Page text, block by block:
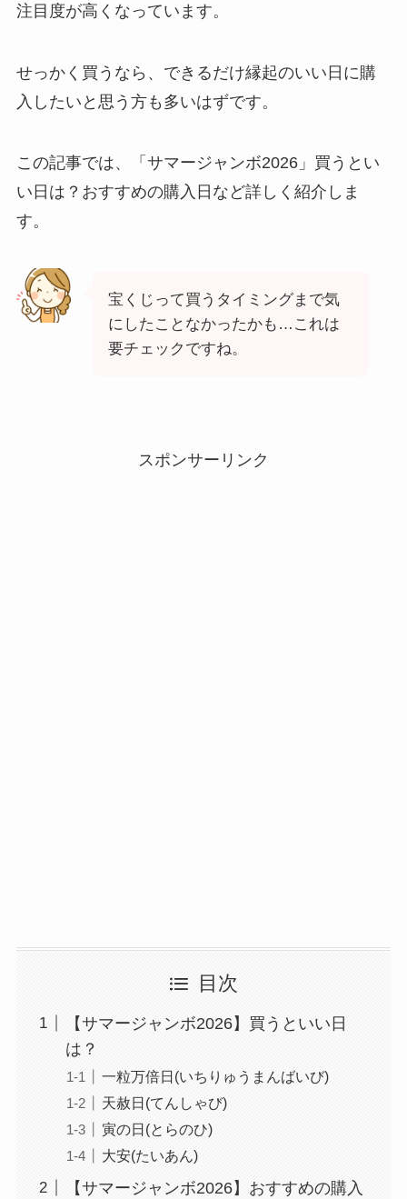
注目度が高くなっています。
せっかく買うなら、できるだけ縁起のいい日に購
入したいと思う方も多いはずです。
この記事では、「サマージャンボ2026」買うとい
い日は？おすすめの購入日など詳しく紹介しま
す。
宝くじって買うタイミングまで気
にしたことなかったかも…これは
要チェックですね。
スポンサーリンク
目次
【サマージャンボ2026】買うといい日
は？
一粒万倍日(いちりゅうまんばいび)
天赦日(てんしゃび)
寅の日(とらのひ)
大安(たいあん)
【サマージャンボ2026】おすすめの購入